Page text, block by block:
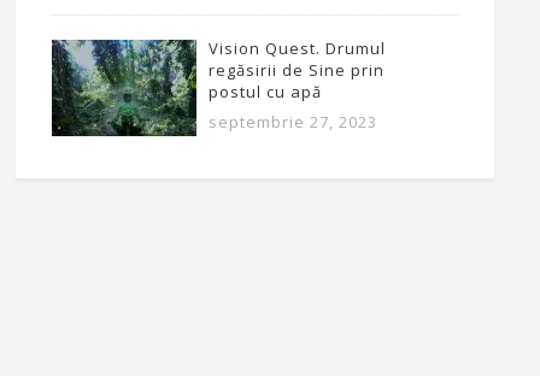
Vision Quest. Drumul
regăsirii de Sine prin
postul cu apă
septembrie 27, 2023